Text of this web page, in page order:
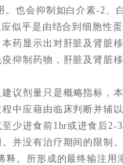
也会抑制如白介素-2、
似乎是由结合到细胞性
药显示出对肝脏及肾脏移
抑制药物，肝脏及肾脏
议剂量只是概略指标，
中应藉由临床判断并辅
少进食前1hr或进食后
并没有治疗期间的限制
释。所形成的最终输注